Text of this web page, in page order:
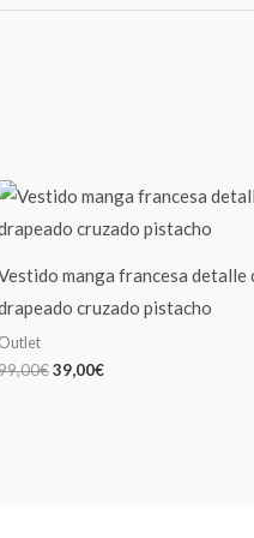
manga francesa detalle
cruzado pistacho
Outlet
€
El
precio
original
99,00€.
39,00€
precio
actual
39,00€.